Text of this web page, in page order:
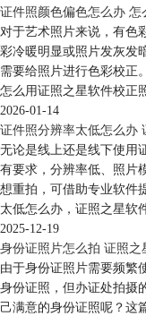
证件照颜色偏色怎么办
对于艺术照片来说，有色
彩冷暖明显或照片发灰发
需要给照片进行色彩校正
怎么用证照之星软件校正
2026-01-14
证件照分辨率太低怎么办
无论是线上还是线下使用
有要求，分辨率低、照片
想重拍，可借助专业软件
太低怎么办，证照之星软
2025-12-19
身份证照片怎么拍 证照
由于身份证照片需要频繁
身份证照，但办证处拍摄
己满意的身份证照呢？这